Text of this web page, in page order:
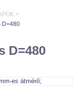
>
D=480
D=480